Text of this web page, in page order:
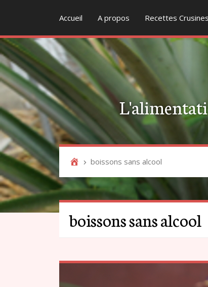
Accueil A propos Recettes
boissons sans alcool
boissons sans alcool